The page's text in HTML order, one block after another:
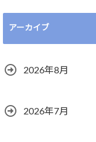
アーカイブ
2026年8月
2026年7月